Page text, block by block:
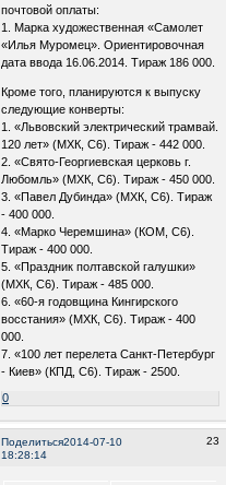
почтовой оплаты:
1. Марка художественная «Самолет
«Илья Муромец». Ориентировочная
дата ввода 16.06.2014. Тираж 186 000.
Кроме того, планируются к выпуску
следующие конверты:
1. «Львовский электрический трамвай.
120 лет» (МХК, С6). Тираж - 442 000.
2. «Свято-Георгиевская церковь г.
Любомль» (МХК, С6). Тираж - 450 000.
3. «Павел Дубинда» (МХК, С6). Тираж
- 400 000.
4. «Марко Черемшина» (КОМ, С6).
Тираж - 400 000.
5. «Праздник полтавской галушки»
(МХК, С6). Тираж - 485 000.
6. «60-я годовщина Кингирского
восстания» (МХК, С6). Тираж - 400
000.
7. «100 лет перелета Санкт-Петербург
- Киев» (КПД, С6). Тираж - 2500.
0
Поделиться 23
2014-07-10
18:28:14